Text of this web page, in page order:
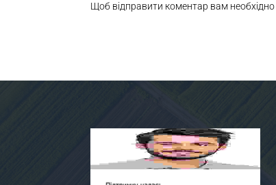
Щоб відправити коментар вам необхідно